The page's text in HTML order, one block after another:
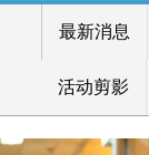
最新消息
活动剪影